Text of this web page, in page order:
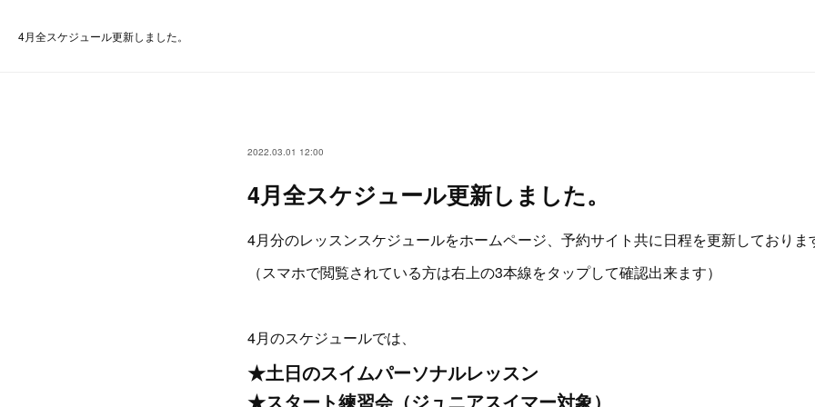
4月全スケジュール更新しました。
2022.03.01 12:00
4月全スケジュール更新しました。
4月分のレッスンスケジュールをホームページ、予約サイト共に日程を更新しておりま
（スマホで閲覧されている方は右上の3本線をタップして確認出来ます）
4月のスケジュールでは、
★土日のスイムパーソナルレッスン
★スタート練習会（ジュニアスイマー対象）